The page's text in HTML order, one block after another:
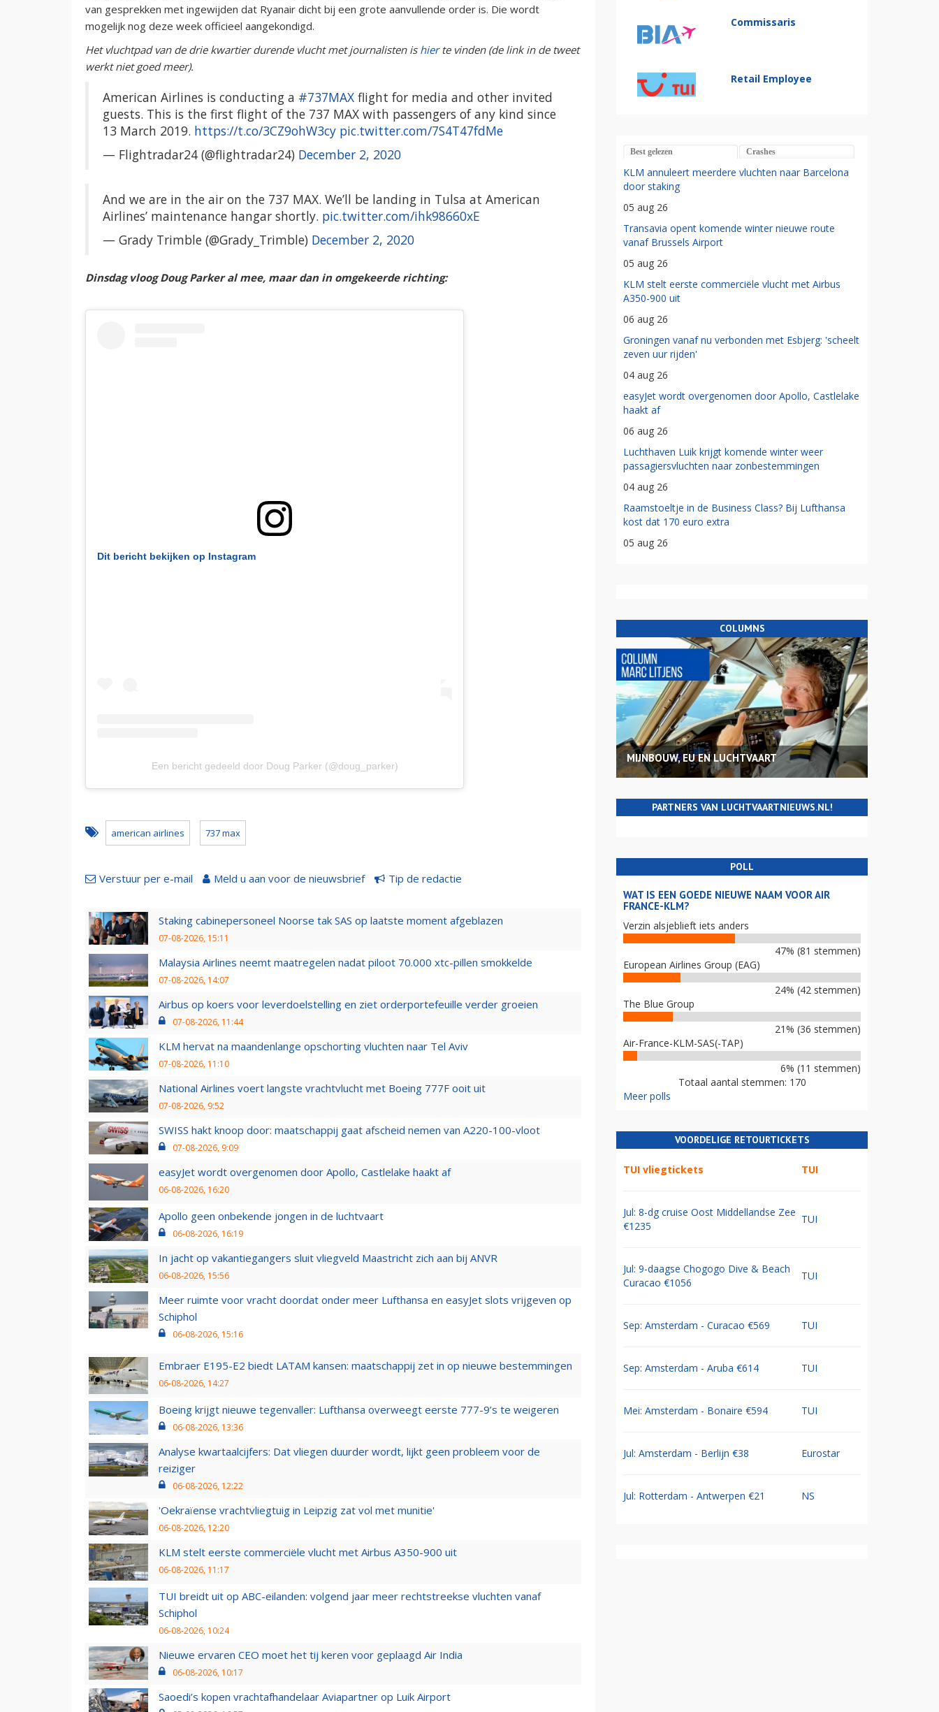
van gesprekken met ingewijden dat Ryanair dicht bij een grote aanvullende order is. Die wordt
mogelijk nog deze week officieel aangekondigd.
Het vluchtpad van de drie kwartier durende vlucht met journalisten is hierte vinden (de link in de tweet
werkt niet goed meer).
American Airlines is conducting a #737MAX flight for media and other invited
guests. This is the first flight of the 737 MAX with passengers of any kind since
13 March 2019. https://t.co/3CZ9ohW3cy pic.twitter.com/7S4T47fdMe
— Flightradar24 (@flightradar24) December 2, 2020
And we are in the air on the 737 MAX. We’ll be landing in Tulsa at American
Airlines’ maintenance hangar shortly. pic.twitter.com/ihk98660xE
— Grady Trimble (@Grady_Trimble) December 2, 2020
Dinsdag vloog Doug Parker al mee, maar dan in omgekeerde richting:
Dit bericht bekijken op Instagram
Een bericht gedeeld door Doug Parker (@doug_parker)
american airlines 737 max
Verstuur per e-mail Meld u aan voor de nieuwsbrief Tip de redactie
Staking cabinepersoneel Noorse tak SAS op laatste moment afgeblazen
07-08-2026, 15:11
Malaysia Airlines neemt maatregelen nadat piloot 70.000 xtc-pillen smokkelde
07-08-2026, 14:07
Airbus op koers voor leverdoelstelling en ziet orderportefeuille verder groeien
07-08-2026, 11:44
KLM hervat na maandenlange opschorting vluchten naar Tel Aviv
07-08-2026, 11:10
National Airlines voert langste vrachtvlucht met Boeing 777F ooit uit
07-08-2026, 9:52
SWISS hakt knoop door: maatschappij gaat afscheid nemen van A220-100-vloot
07-08-2026, 9:09
easyJet wordt overgenomen door Apollo, Castlelake haakt af
06-08-2026, 16:20
Apollo geen onbekende jongen in de luchtvaart
06-08-2026, 16:19
In jacht op vakantiegangers sluit vliegveld Maastricht zich aan bij ANVR
06-08-2026, 15:56
Meer ruimte voor vracht doordat onder meer Lufthansa en easyJet slots vrijgeven op
Schiphol
06-08-2026, 15:16
Embraer E195-E2 biedt LATAM kansen: maatschappij zet in op nieuwe bestemmingen
06-08-2026, 14:27
Boeing krijgt nieuwe tegenvaller: Lufthansa overweegt eerste 777-9’s te weigeren
06-08-2026, 13:36
Analyse kwartaalcijfers: Dat vliegen duurder wordt, lijkt geen probleem voor de
reiziger
06-08-2026, 12:22
'Oekraïense vrachtvliegtuig in Leipzig zat vol met munitie'
06-08-2026, 12:20
KLM stelt eerste commerciële vlucht met Airbus A350-900 uit
06-08-2026, 11:17
TUI breidt uit op ABC-eilanden: volgend jaar meer rechtstreekse vluchten vanaf
Schiphol
06-08-2026, 10:24
Nieuwe ervaren CEO moet het tij keren voor geplaagd Air India
06-08-2026, 10:17
Saoedi’s kopen vrachtafhandelaar Aviapartner op Luik Airport
Commissaris
Retail Employee
Best gelezen Crashes
KLM annuleert meerdere vluchten naar Barcelona
door staking
05 aug 26
Transavia opent komende winter nieuwe route
vanaf Brussels Airport
05 aug 26
KLM stelt eerste commerciële vlucht met Airbus
A350-900 uit
06 aug 26
Groningen vanaf nu verbonden met Esbjerg: 'scheelt
zeven uur rijden'
04 aug 26
easyJet wordt overgenomen door Apollo, Castlelake
haakt af
06 aug 26
Luchthaven Luik krijgt komende winter weer
passagiersvluchten naar zonbestemmingen
04 aug 26
Raamstoeltje in de Business Class? Bij Lufthansa
kost dat 170 euro extra
05 aug 26
COLUMNS
MIJNBOUW, EU EN LUCHTVAART
PARTNERS VAN LUCHTVAARTNIEUWS.NL!
POLL
WAT IS EEN GOEDE NIEUWE NAAM VOOR AIR
FRANCE-KLM?
Verzin alsjeblieft iets anders
47% (81 stemmen)
European Airlines Group (EAG)
24% (42 stemmen)
The Blue Group
21% (36 stemmen)
Air-France-KLM-SAS(-TAP)
6% (11 stemmen)
Totaal aantal stemmen: 170
Meer polls
VOORDELIGE RETOURTICKETS
TUI vliegtickets TUI
Jul: 8-dg cruise Oost Middellandse Zee
€1235
TUI
Jul: 9-daagse Chogogo Dive & Beach
Curacao €1056
TUI
Sep: Amsterdam - Curacao €569 TUI
Sep: Amsterdam - Aruba €614 TUI
Mei: Amsterdam - Bonaire €594 TUI
Jul: Amsterdam - Berlijn €38 Eurostar
Jul: Rotterdam - Antwerpen €21 NS